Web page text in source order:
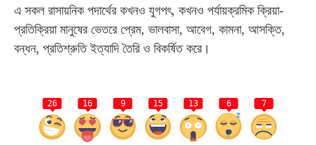
এ সকল রাসায়নিক পদার্থের কখনও যুগপৎ, কখনও পর্যায়ক্রমিক ক্রিয়া-
প্রতিক্রিয়া মানুষের ভেতরে প্রেম, ভালবাসা, আবেগ, কামনা, আসক্তি,
বন্ধন, প্রতিশ্রুতি ইত্যাদি তৈরি ও বিকর্ষিত করে।
26 16 9 15 13 6 7